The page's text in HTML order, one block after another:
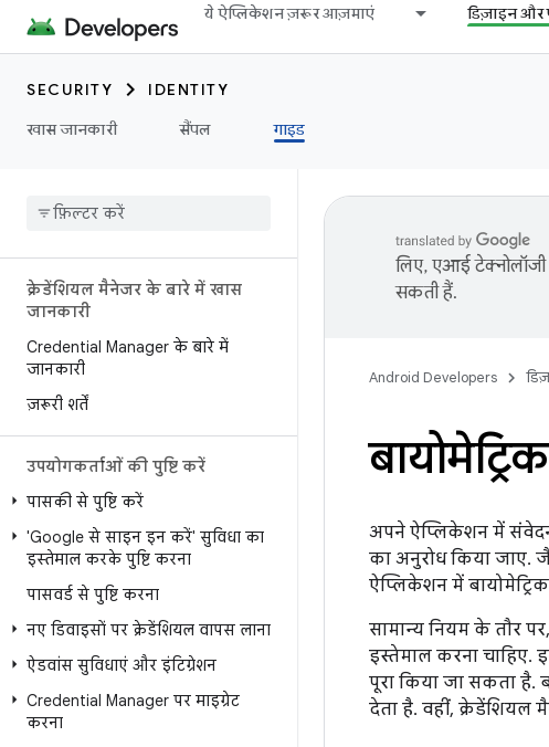
ये ऐप्लिकेशन ज़रूर आज़माएं डिज़ाइन और
SECURITY
IDENTITY
खास जानकारी
सैंपल गाइड
क्रेडेंशियल मैनेजर के बारे में खास
जानकारी
Credential Manager के बारे में
जानकारी
ज़रूरी शर्तें
उपयोगकर्ताओं की पुष्टि करें
पासकी से पुष्टि करें
'Google से साइन इन करें' सुविधा का
इस्तेमाल करके पुष्टि करना
पासवर्ड से पुष्टि करना
नए डिवाइसों पर क्रेडेंशियल वापस लाना
ऐडवांस सुविधाएं और इंटिग्रेशन
Credential Manager पर माइग्रेट
करना
लिए, एआई
सकती हैं.
Android Developers
अपने ऐप्लिकेशन में
का अनुरोध किया जाए.
ऐप्लिकेशन में
सामान्य नियम के तौर
इस्तेमाल करना चाहिए.
पूरा किया जा सकता है.
देता है. वहीं, क्रेडेंशियल